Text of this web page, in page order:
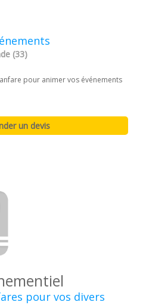
(33)
pour animer vos événements
pour vos divers